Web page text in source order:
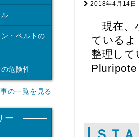
2018年4月14日
現在、
ている
整理し
・ベルトの
危険性
の一覧を見る
ー